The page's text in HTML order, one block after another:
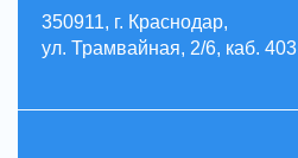
350911, г. Краснодар,
ул. Трамвайная, 2/6, каб. 403